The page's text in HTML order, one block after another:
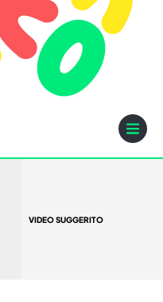
VIDEO SUGGERITO